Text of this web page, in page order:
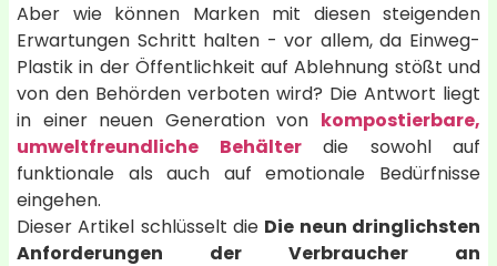
Aber wie können Marken mit diesen steigenden
Erwartungen Schritt halten - vor allem, da Einweg-
Plastik in der Öffentlichkeit auf Ablehnung stößt und
von den Behörden verboten wird? Die Antwort liegt
in einer neuen Generation von kompostierbare,
umweltfreundliche Behälterdie sowohl auf
funktionale als auch auf emotionale Bedürfnisse
eingehen.
Dieser Artikel schlüsselt die Die neun dringlichsten
Anforderungen der Verbraucher an